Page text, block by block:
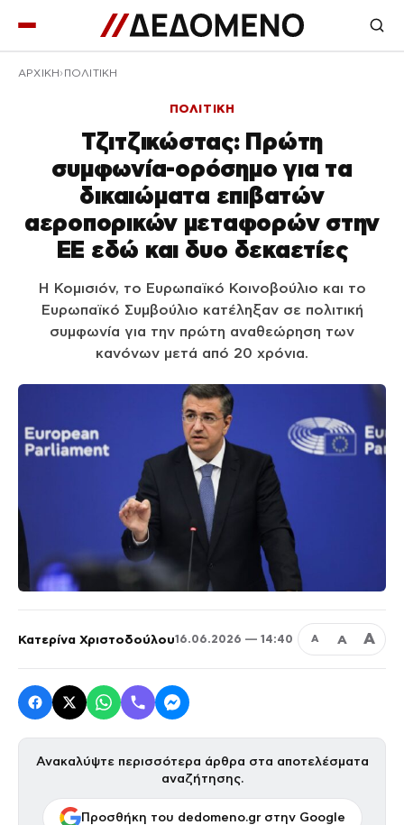
ΑΡΧΙΚΉ ΠΟΛΙΤΙΚΗ
ΠΟΛΙΤΙΚΗ
Τζιτζικώστας: Πρώτη
συμφωνία-ορόσημο για τα
δικαιώματα επιβατών
αεροπορικών μεταφορών στην
ΕΕ εδώ και δυο δεκαετίες
Η Κομισιόν, το Ευρωπαϊκό Κοινοβούλιο και το
Ευρωπαϊκό Συμβούλιο κατέληξαν σε πολιτική
συμφωνία για την πρώτη αναθεώρηση των
κανόνων μετά από 20 χρόνια.
Κατερίνα Χριστοδούλου16.06.2026 — 14:40 Α Α Α
Ανακαλύψτε περισσότερα άρθρα στα αποτελέσματα
αναζήτησης.
Προσθήκη του dedomeno.gr στην Google